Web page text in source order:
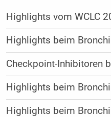
Highlights vom WCLC
Highlights beim
Checkpoint-Inhibitoren
Highlights beim
Highlights beim